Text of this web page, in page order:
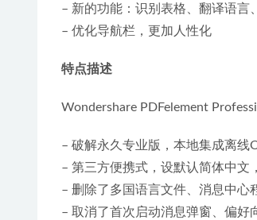
– 新的功能：识别表格、翻译语言
– 优化导航栏，更加人性化
特点描述
Wondershare PDFelement
– 破解永久专业版，本地集成离线
– 第三方便携式，设默认简体中文
– 删除了多国语言文件、消息中心
– 取消了首次启动消息弹窗、偏好